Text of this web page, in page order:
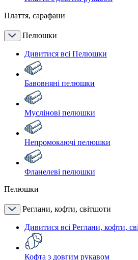
Плаття, сарафани
Пелюшки
Дивитися всі Пелюшки
Бавовняні пелюшки
Муслінові пелюшки
Непромокаючі пелюшки
Фланелеві пелюшки
Пелюшки
Реглани, кофти, світшоти
Дивитися всі Реглани, кофти,
Кофта з довгим рукавом